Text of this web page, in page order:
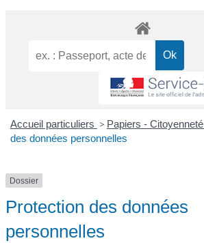
Accueil particuliers > Papiers - Citoyenneté
des données personnelles
Dossier
Protection des données
personnelles